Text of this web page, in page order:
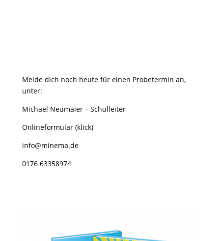
Melde dich noch heute für einen Probetermin an,
unter:
Michael Neumaier – Schulleiter
Onlineformular (klick)
info@minema.de
0176 63358974